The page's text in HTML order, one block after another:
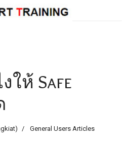
ให้ Safe
General Users Articles